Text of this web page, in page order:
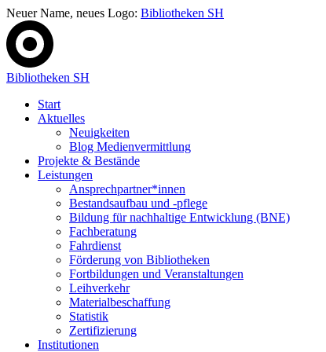
Neuer Name, neues Logo: Bibliotheken SH
Bibliotheken SH
Start
Aktuelles
Neuigkeiten
Blog Medienvermittlung
Projekte & Bestände
Leistungen
Ansprechpartner*innen
Bestandsaufbau und -pflege
Bildung für nachhaltige Entwicklung (BNE)
Fachberatung
Fahrdienst
Förderung von Bibliotheken
Fortbildungen und Veranstaltungen
Leihverkehr
Materialbeschaffung
Statistik
Zertifizierung
Institutionen